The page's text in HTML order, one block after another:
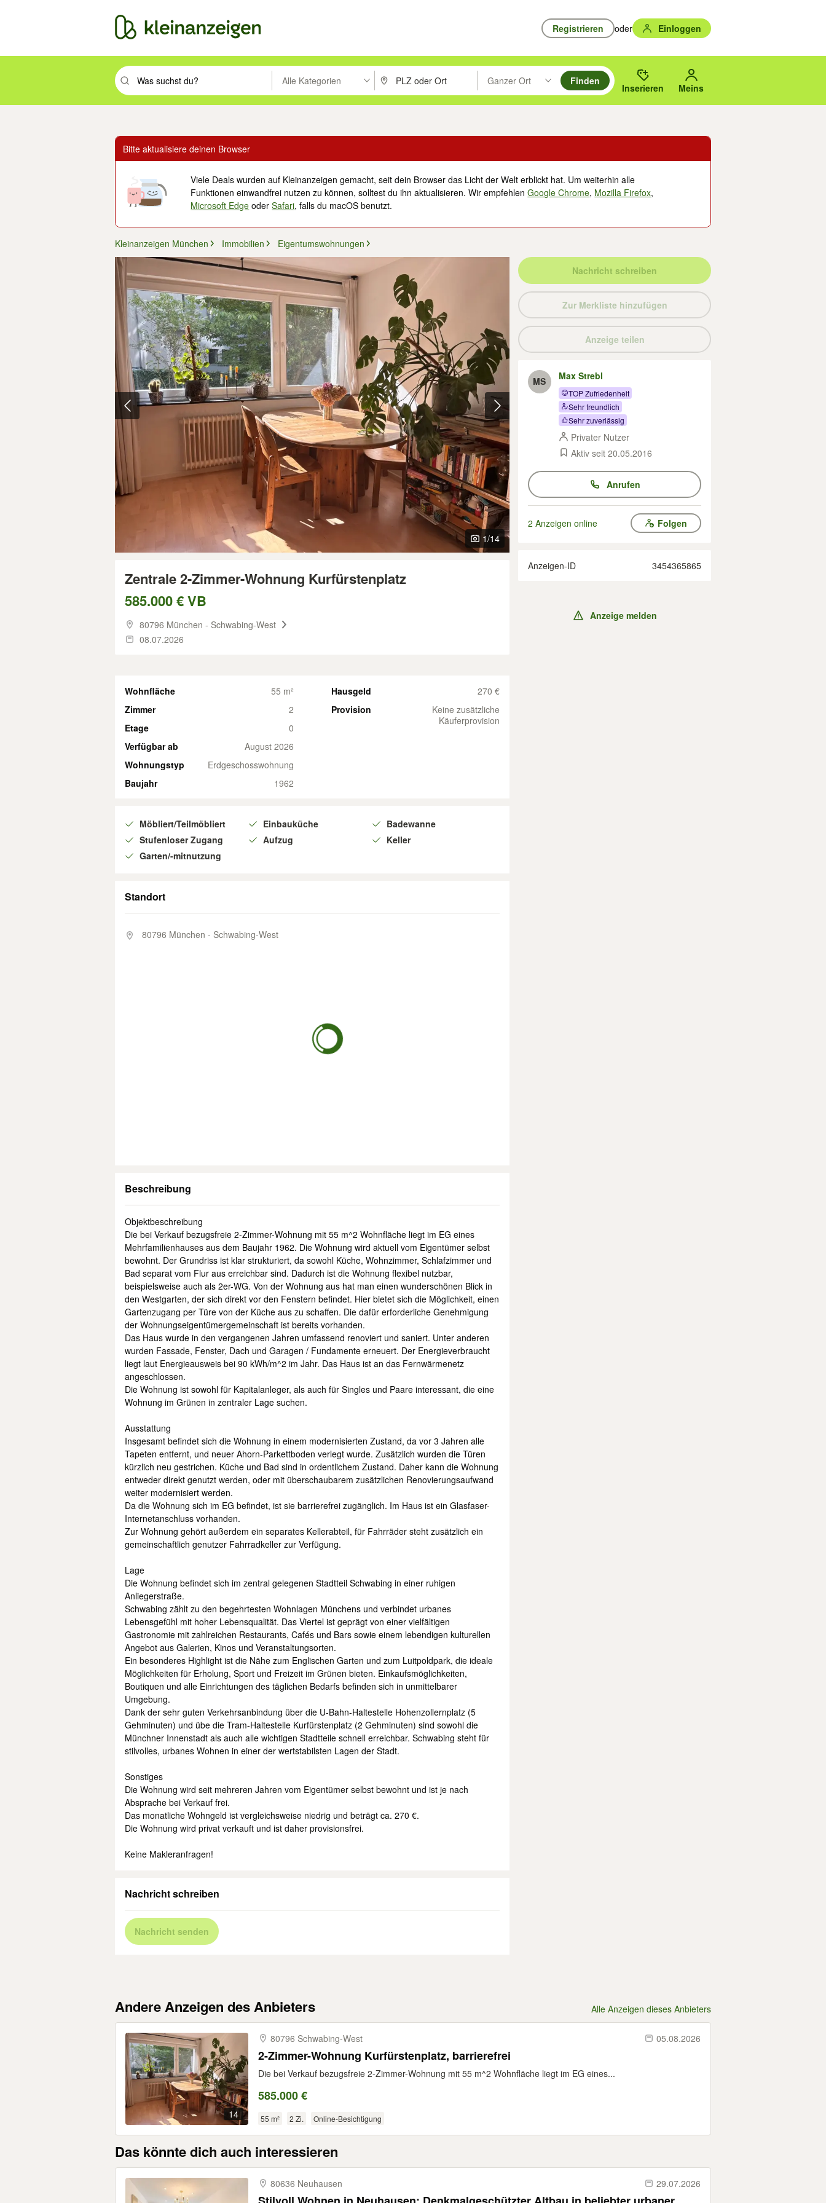
Registrieren oder Einloggen
Suchbegriff eingeben. Eingabetaste drücken um zu suchen, oder Vorschläge mit den Pfeiltasten nach oben/unten durchsuchen und mit Eingabetaste auswählen.
Alle Kategorien PLZ oder Ort eingeben. Eingabetaste drücken um zu suchen, oder Vorschläge mit den Pfeiltasten nach oben/
Ganzer Ort
Suche im Umkreis des gewählten Orts oder PLZ.
Finden
Inserieren Meins
Bitte aktualisiere deinen Browser
Viele Deals wurden auf Kleinanzeigen gemacht, seit dein Browser das Licht der Welt erblickt hat. Um weiterhin alle
Funktionen einwandfrei nutzen zu können, solltest du ihn aktualisieren. Wir empfehlenGoogle Chrome, Mozilla Firefox,
Microsoft Edge oderSafari, falls du macOS benutzt.
Kleinanzeigen München Immobilien Eigentumswohnungen
1/14
Zentrale 2-Zimmer-Wohnung Kurfürstenplatz
585.000 € VB
80796 München - Schwabing-West
08.07.2026
Wohnfläche
55 m²
Zimmer
2
Etage
0
Verfügbar ab
August 2026
Wohnungstyp
Erdgeschosswohnung
Baujahr
1962
Hausgeld
270 €
Provision
Keine zusätzliche
Käuferprovision
Möbliert/Teilmöbliert Einbauküche
Badewanne
Stufenloser Zugang
Aufzug
Keller
Garten/-mitnutzung
Standort
80796 München - Schwabing-West
Beschreibung
Objektbeschreibung
Die bei Verkauf bezugsfreie 2-Zimmer-Wohnung mit 55 m^2 Wohnfläche liegt im EG eines
Mehrfamilienhauses aus dem Baujahr 1962. Die Wohnung wird aktuell vom Eigentümer selbst
bewohnt. Der Grundriss ist klar strukturiert, da sowohl Küche, Wohnzimmer, Schlafzimmer und
Bad separat vom Flur aus erreichbar sind. Dadurch ist die Wohnung flexibel nutzbar,
beispielsweise auch als 2er-WG. Von der Wohnung aus hat man einen wunderschönen Blick in
den Westgarten, der sich direkt vor den Fenstern befindet. Hier bietet sich die Möglichkeit, einen
Gartenzugang per Türe von der Küche aus zu schaffen. Die dafür erforderliche Genehmigung
der Wohnungseigentümergemeinschaft ist bereits vorhanden.
Das Haus wurde in den vergangenen Jahren umfassend renoviert und saniert. Unter anderen
wurden Fassade, Fenster, Dach und Garagen / Fundamente erneuert. Der Energieverbraucht
liegt laut Energieausweis bei 90 kWh/m^2 im Jahr. Das Haus ist an das Fernwärmenetz
angeschlossen.
Die Wohnung ist sowohl für Kapitalanleger, als auch für Singles und Paare interessant, die eine
Wohnung im Grünen in zentraler Lage suchen.
Ausstattung
Insgesamt befindet sich die Wohnung in einem modernisierten Zustand, da vor 3 Jahren alle
Tapeten entfernt, und neuer Ahorn-Parkettboden verlegt wurde. Zusätzlich wurden die Türen
kürzlich neu gestrichen. Küche und Bad sind in ordentlichem Zustand. Daher kann die Wohnung
entweder direkt genutzt werden, oder mit überschaubarem zusätzlichen Renovierungsaufwand
weiter modernisiert werden.
Da die Wohnung sich im EG befindet, ist sie barrierefrei zugänglich. Im Haus ist ein Glasfaser-
Internetanschluss vorhanden.
Zur Wohnung gehört außerdem ein separates Kellerabteil, für Fahrräder steht zusätzlich ein
gemeinschaftlich genutzer Fahrradkeller zur Verfügung.
Lage
Die Wohnung befindet sich im zentral gelegenen Stadtteil Schwabing in einer ruhigen
Anliegerstraße.
Schwabing zählt zu den begehrtesten Wohnlagen Münchens und verbindet urbanes
Lebensgefühl mit hoher Lebensqualität. Das Viertel ist geprägt von einer vielfältigen
Gastronomie mit zahlreichen Restaurants, Cafés und Bars sowie einem lebendigen kulturellen
Angebot aus Galerien, Kinos und Veranstaltungsorten.
Ein besonderes Highlight ist die Nähe zum Englischen Garten und zum Luitpoldpark, die ideale
Möglichkeiten für Erholung, Sport und Freizeit im Grünen bieten. Einkaufsmöglichkeiten,
Boutiquen und alle Einrichtungen des täglichen Bedarfs befinden sich in unmittelbarer
Umgebung.
Dank der sehr guten Verkehrsanbindung über die U-Bahn-Haltestelle Hohenzollernplatz (5
Gehminuten) und übe die Tram-Haltestelle Kurfürstenplatz (2 Gehminuten) sind sowohl die
Münchner Innenstadt als auch alle wichtigen Stadtteile schnell erreichbar. Schwabing steht für
stilvolles, urbanes Wohnen in einer der wertstabilsten Lagen der Stadt.
Sonstiges
Die Wohnung wird seit mehreren Jahren vom Eigentümer selbst bewohnt und ist je nach
Absprache bei Verkauf frei.
Das monatliche Wohngeld ist vergleichsweise niedrig und beträgt ca. 270 €.
Die Wohnung wird privat verkauft und ist daher provisionsfrei.
Keine Makleranfragen!
Nachricht schreiben
Nachricht senden
Nachricht schreiben
Zur Merkliste hinzufügen
Anzeige teilen
MS Max Strebl
TOP Zufriedenheit
Sehr freundlich
Sehr zuverlässig
Privater Nutzer
Aktiv seit 20.05.2016
Anrufen
2 Anzeigen online Folgen
Anzeigen-ID 3454365865
Anzeige melden
Andere Anzeigen des Anbieters Alle Anzeigen dieses Anbieters
14
80796 Schwabing-​West 05.08.2026
2-Zimmer-Wohnung Kurfürstenplatz, barrierefrei
Die bei Verkauf bezugsfreie 2-Zimmer-Wohnung mit 55 m^2 Wohnfläche liegt im EG eines...
585.000 €
55 m² 2 Zi. Online-Besichtigung
Das könnte dich auch interessieren
80636 Neuhausen 29.07.2026